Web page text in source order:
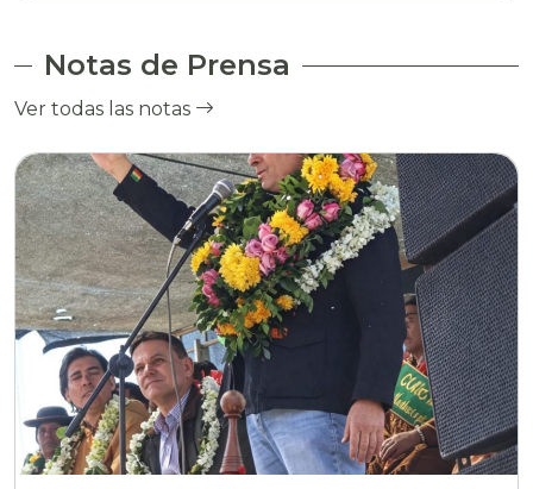
Notas de Prensa
Ver todas las notas